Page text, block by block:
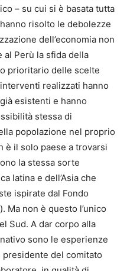
– su cui si è basata tutta
risolto le debolezze
dell’economia non
Perù la sfida della
prioritario delle scelte
realizzati hanno
esistenti e hanno
stessa di
popolazione nel proprio
è il solo paese a trovarsi
la stessa sorte
latina e dell’Asia che
ispirate dal Fondo
Ma non è questo l’unico
Sud. A dar corpo alla
sono le esperienze
del comitato